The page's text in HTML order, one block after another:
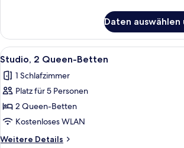
hörgeschädigte
Menschen
(Roll-
in
Shower)
anzeigen
1 King-
Bett
und
Ausstattung
für
Menschen
(Roll-
Shower)
Daten auswählen
Alle
Fotos
für
Studio,
2 Queen-
Betten
anzeigen
Ein
5
Studio, 2 Queen-Betten
1 Schlafzimmer
Platz für 5 Personen
2 Queen-Betten
Kostenloses WLAN
Weitere Details
Weitere